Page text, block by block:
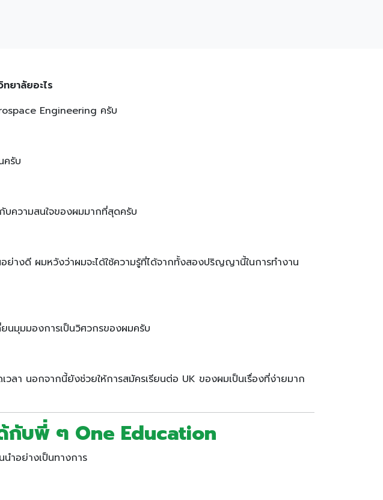
ยาลัยอะไร
Engineering ครับ
ครับ
บความสนใจของผมมากที่สุดครับ
งดี ผมหวังว่าผมจะได้ใช้ความรู้ที่ได้จากทั้งสองปริญญานี้ในการทำงาน
นมุมมองการเป็นวิศวกรของผมครับ
า นอกจากนี้ยังช่วยให้การสมัครเรียนต่อ UK ของผมเป็นเรื่องที่ง่ายมาก
กับพี่ ๆ One Education
ำอย่างเป็นทางการ